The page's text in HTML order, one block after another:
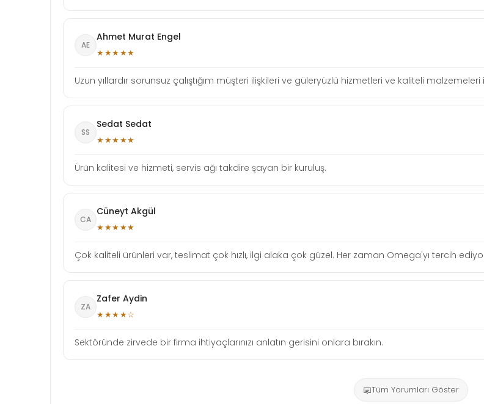
AE
Ahmet Murat Engel
★★★★★
Uzun yıllardır sorunsuz çalıştığım müşteri ilişkileri ve güleryüzlü hizmetleri ve kaliteli
SS
Sedat Sedat
★★★★★
Ürün kalitesi ve hizmeti, servis ağı takdire şayan bir kuruluş.
CA
Cüneyt Akgül
★★★★★
Çok kaliteli ürünleri var, teslimat çok hızlı, ilgi alaka çok güzel. Her zaman Omega'yı tercih
ZA
Zafer Aydin
★★★★☆
Sektöründe zirvede bir firma ihtiyaçlarınızı anlatın gerisini onlara bırakın.
Tüm Yorumları Göster